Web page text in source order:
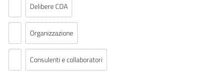
Delibere CDA
Organizzazione
Consulenti e collaboratori